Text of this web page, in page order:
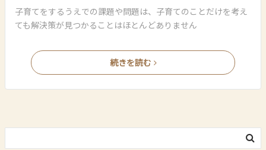
子育てをするうえでの課題や問題は、子育てのことだけを考え
ても解決策が見つかることはほとんどありません
続きを読む